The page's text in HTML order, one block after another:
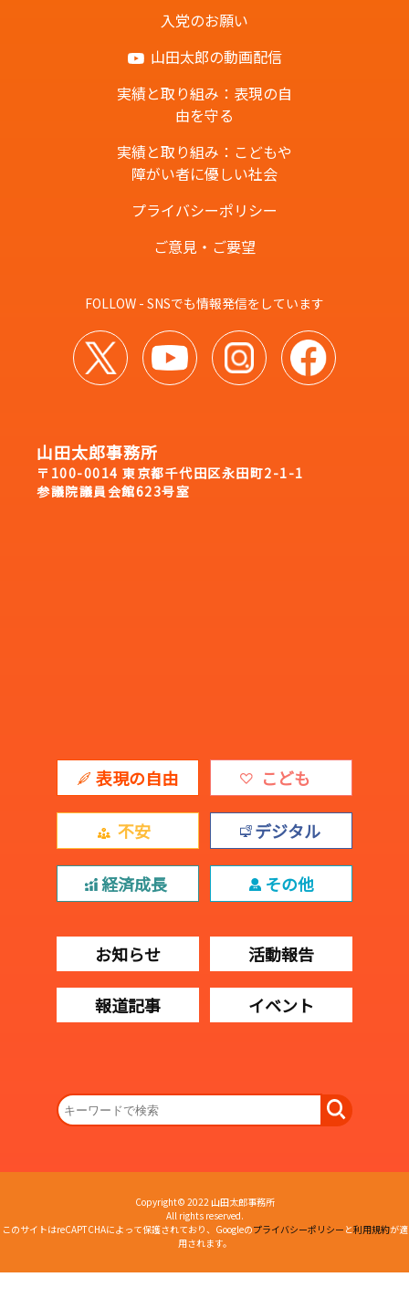
入党のお願い
山田太郎の動画配信
実績と取り組み：表現の自
由を守る
実績と取り組み：こどもや
障がい者に優しい社会
プライバシーポリシー
ご意見・ご要望
FOLLOW - SNSでも情報発信をしています
山田太郎事務所
〒100-0014 東京都千代田区永田町2-1-1
参議院議員会館623号室
表現の自由 こども
不安 デジタル
経済成長 その他
お知らせ 活動報告
報道記事 イベント
Copyright© 2022 山田太郎事務所
All rights reserved.
このサイトはreCAPTCHAによって保護されており、Googleのプライバシーポリシー と利用規約が適
用されます。